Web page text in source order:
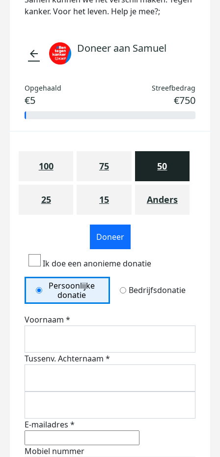
kanker. Voor het leven. Help je mee?;
arrow_back Doneer aan Samuel
Opgehaald
€5
Streefbedrag
€750
100 75 50
25 15 Anders
Doneer
Ik doe een anonieme donatie
Persoonlijke
donatie
Bedrijfsdonatie
Voornaam *
Tussenv. Achternaam *
E-mailadres *
Mobiel nummer